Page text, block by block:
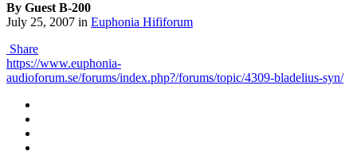
By Guest B-200
July 25, 2007 in Euphonia Hififorum
Share
https://www.euphonia-
audioforum.se/forums/index.php?/forums/topic/4309-bladelius-syn/